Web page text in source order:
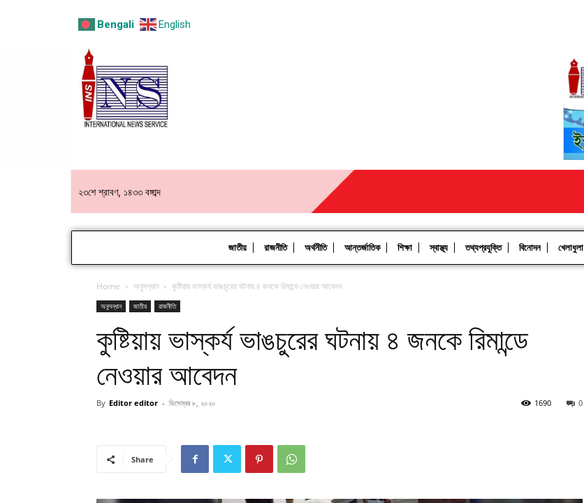
Bengali English
২৩শে শ্রাবণ, ১৪৩৩ বঙ্গাব্দ
জাতীয় রাজনীতি অর্থনীতি আন্তর্জাতিক শিক্ষা স্বাস্থ্য তথ্যপ্রযুক্তি বিনোদন খেলাধুলা
Home অনুসন্ধান কুষ্টিয়ায় ভাস্কর্য ভাঙচুরের ঘটনায় ৪ জনকে রিমান্ডে নেওয়ার আবেদন
অনুসন্ধান জাতীয় রাজনীতি
কুষ্টিয়ায় ভাস্কর্য ভাঙচুরের ঘটনায় ৪ জনকে রিমান্ডে
নেওয়ার আবেদন
By Editor editor - ডিসেম্বর ৮, ২০২০ 0
1690
Share